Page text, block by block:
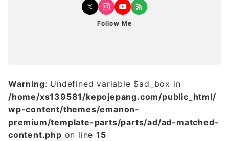
Follow Me
Warning: Undefined variable $ad_box in
/home/xs139581/kepojepang.com/public_html/
wp-content/themes/emanon-
premium/template-parts/parts/ad/ad-matched-
content.php on line15